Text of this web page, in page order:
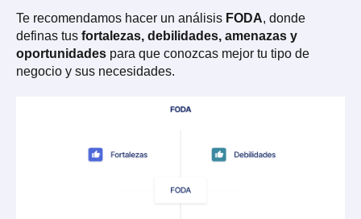
Te recomendamos hacer un análisis FODA, donde
definas tus fortalezas, debilidades, amenazas y
oportunidades para que conozcas mejor tu tipo de
negocio y sus necesidades.